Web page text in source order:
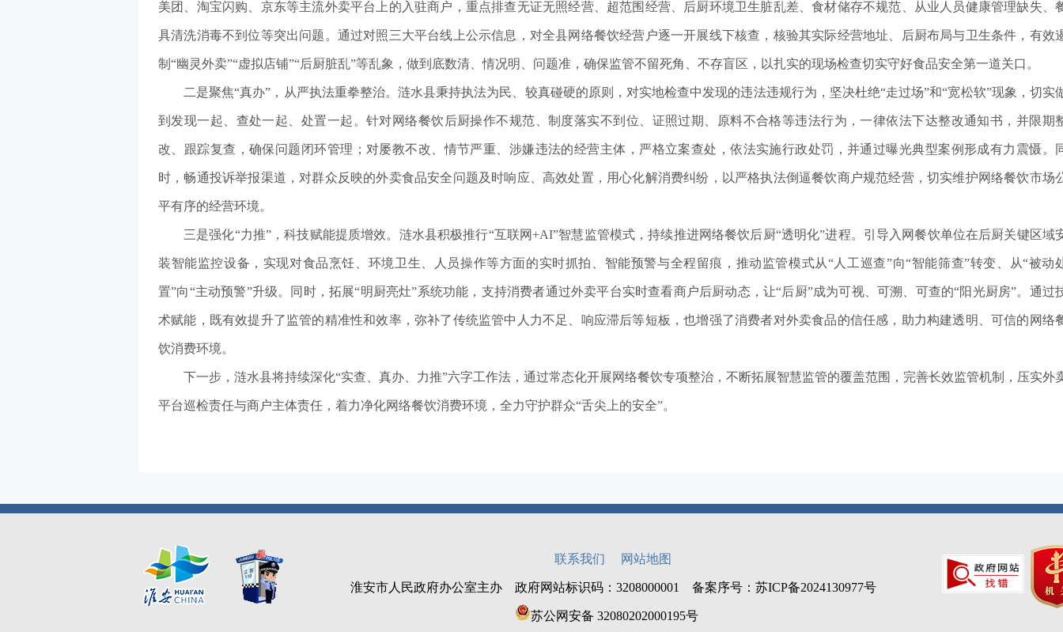
美团、淘宝闪购、京东等主流外卖平台上的入驻商户，重点排查无证无照经营、超范围经营、后厨环境卫生脏乱差、食材储存不规范、从业人员健康管理缺失、
具清洗消毒不到位等突出问题。通过对照三大平台线上公示信息，对全县网络餐饮经营户逐一开展线下核查，核验其实际经营地址、后厨布局与卫生条件，有效
制“幽灵外卖”“虚拟店铺”“后厨脏乱”等乱象，做到底数清、情况明、问题准，确保监管不留死角、不存盲区，以扎实的现场检查切实守好食品安全第一道关口。
二是聚焦“真办”，从严执法重拳整治。涟水县秉持执法为民、较真碰硬的原则，对实地检查中发现的违法违规行为，坚决杜绝“走过场”和“宽松软”现象，切实
到发现一起、查处一起、处置一起。针对网络餐饮后厨操作不规范、制度落实不到位、证照过期、原料不合格等违法行为，一律依法下达整改通知书，并限期
改、跟踪复查，确保问题闭环管理；对屡教不改、情节严重、涉嫌违法的经营主体，严格立案查处，依法实施行政处罚，并通过曝光典型案例形成有力震慑。
时，畅通投诉举报渠道，对群众反映的外卖食品安全问题及时响应、高效处置，用心化解消费纠纷，以严格执法倒逼餐饮商户规范经营，切实维护网络餐饮市场
平有序的经营环境。
三是强化“力推”，科技赋能提质增效。涟水县积极推行“互联网+AI”智慧监管模式，持续推进网络餐饮后厨“透明化”进程。引导入网餐饮单位在后厨关键区域
装智能监控设备，实现对食品烹饪、环境卫生、人员操作等方面的实时抓拍、智能预警与全程留痕，推动监管模式从“人工巡查”向“智能筛查”转变、从“被动
置”向“主动预警”升级。同时，拓展“明厨亮灶”系统功能，支持消费者通过外卖平台实时查看商户后厨动态，让“后厨”成为可视、可溯、可查的“阳光厨房”。通过
术赋能，既有效提升了监管的精准性和效率，弥补了传统监管中人力不足、响应滞后等短板，也增强了消费者对外卖食品的信任感，助力构建透明、可信的网络
饮消费环境。
下一步，涟水县将持续深化“实查、真办、力推”六字工作法，通过常态化开展网络餐饮专项整治，不断拓展智慧监管的覆盖范围，完善长效监管机制，压实外
平台巡检责任与商户主体责任，着力净化网络餐饮消费环境，全力守护群众“舌尖上的安全”。
联系我们 网站地图
淮安市人民政府办公室主办 政府网站标识码：3208000001 备案序号： 苏ICP备2024130977号
苏公网安备 32080202000195号